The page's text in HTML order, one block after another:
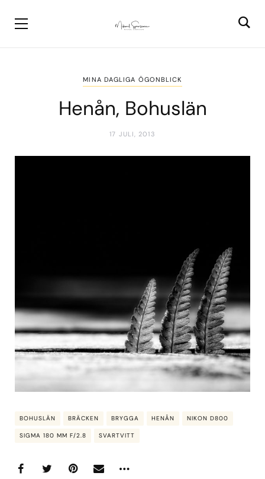
MINA DAGLIGA ÖGONBLICK
Henån, Bohuslän
17 JULI, 2013
BOHUSLÄN BRÄCKEN BRYGGA HENÅN NIKON D800
SIGMA 180 MM F/2.8 SVARTVITT